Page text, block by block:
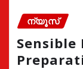
ന്യൂസ്